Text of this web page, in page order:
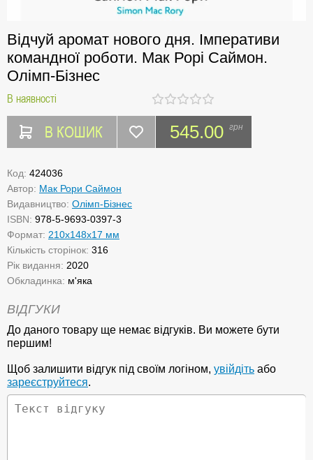
Відчуй аромат нового дня. Імперативи
командної роботи. Мак Рорі Саймон.
Олімп-Бізнес
В наявності
В КОШИК 545.00 грн
Код: 424036
Автор: Мак Рори Саймон
Видавництво: Олімп-Бізнес
ISBN: 978-5-9693-0397-3
Формат: 210x148x17 мм
Кількість сторінок: 316
Рік видання: 2020
Обкладинка: м'яка
ВІДГУКИ
До даного товару ще немає відгуків. Ви можете бути
першим!
Щоб залишити відгук під своїм логіном, увійдіть або
зареєструйтеся.